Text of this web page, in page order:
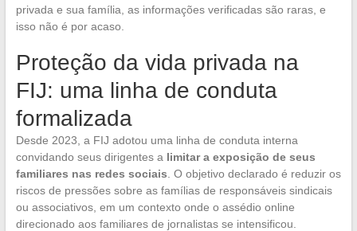
privada e sua família, as informações verificadas são raras, e
isso não é por acaso.
Proteção da vida privada na
FIJ: uma linha de conduta
formalizada
Desde 2023, a FIJ adotou uma linha de conduta interna
convidando seus dirigentes a limitar a exposição de seus
familiares nas redes sociais . O objetivo declarado é reduzir os
riscos de pressões sobre as famílias de responsáveis sindicais
ou associativos, em um contexto onde o assédio online
direcionado aos familiares de jornalistas se intensificou.